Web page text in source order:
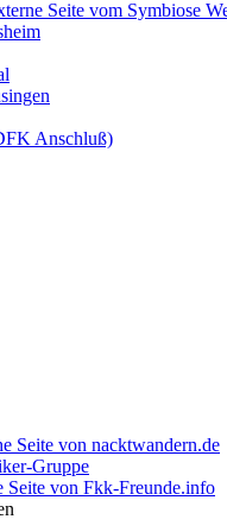
Seite vom Symbiose
Anschluß)
Seite von nacktwandern.de
Gruppe
Seite von Fkk-Freunde.info